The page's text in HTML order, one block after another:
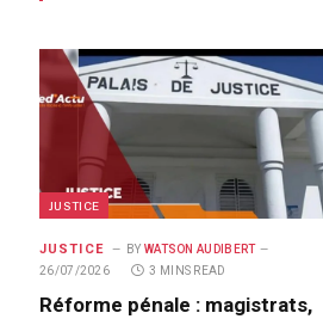
JUSTICE
JUSTICE BY WATSON AUDIBERT
26/07/2026
3 MINS READ
Réforme pénale : magistrats,